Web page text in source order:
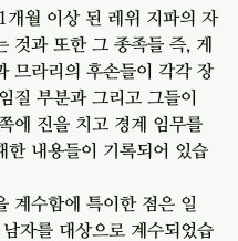
개월 이상 된 레위 지파의 자
것과 또한 그 종족들 즉, 게
므라리의 후손들이 각각 장
질 부분과 그리고 그들이
에 진을 치고 경계 임무를
한 내용들이 기록되어 있습
계수함에 특이한 점은 일
자를 대상으로 계수되었습